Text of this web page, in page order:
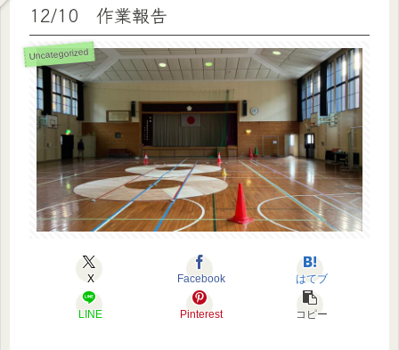
12/10 作業報告
Uncategorized
X Facebook はてブ
LINE Pinterest コピー